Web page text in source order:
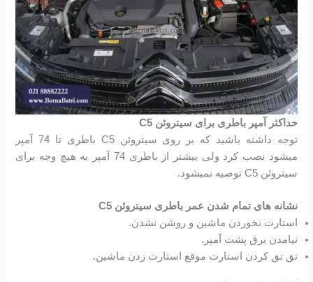
حداکثر آمپر باطری برای سیتروئن C5
توجه داشته باشید که بر روی سیتروئن C5 باطری تا 74 آمپر
میشود نصب کرد ولی بیشتر از باطری 74 آمپر به هیچ وجه برای
سیتروئن C5 توصیه نمیشود.
نشانه های تمام شدن عمر باطری سیتروئن C5
استارت نخوردن ماشین و روشن نشدن.
نیامدن برق پشت آمپر.
تق تق کردن استارت موقع استارت زدن ماشین.